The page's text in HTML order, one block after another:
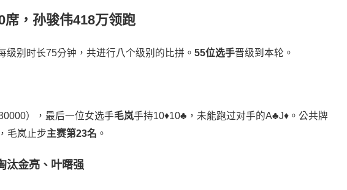
席，孙骏伟418万领跑
级别时长75分钟，共进行八个级别的比拼。 55位选手晋级到本轮。
），最后一位女选手毛岚手持10♦️10♣️，未能跑过对手的A♣️J♦️。公共牌
毛岚止步主赛第23名 。
汰金亮、叶曙强